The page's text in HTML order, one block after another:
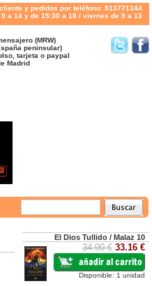
y pedidos por teléfono: 913771344
a 14 y de 15:30 a 18 / viernes de 9 a 13
(MRW)
peninsular)
tarjeta o paypal
Madrid
El Dios Tullido / Malaz 10
34.90 € 33.16 €
Disponible: 1 unidad